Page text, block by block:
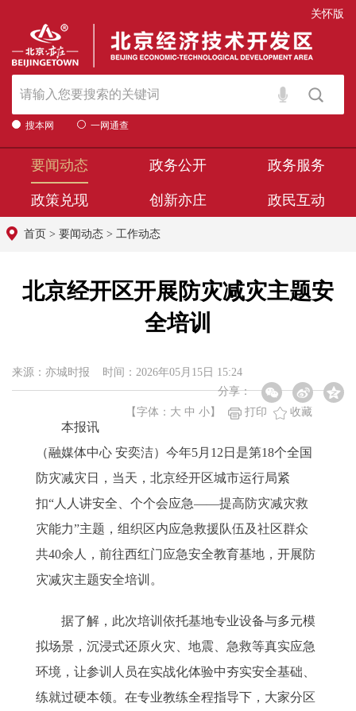
关怀版
搜本网 一网通查
要闻动态 政务公开 政务服务
政策兑现 创新亦庄 政民互动
首页 > 要闻动态 > 工作动态
北京经开区开展防灾减灾主题安
全培训
来源：亦城时报 时间：2026年05月15日 15:24
分享：
【字体： 大 中 小 】 打印 收藏
本报讯
（融媒体中心 安奕洁）今年5月12日是第18个全国
防灾减灾日，当天，北京经开区城市运行局紧
扣“人人讲安全、个个会应急——提高防灾减灾救
灾能力”主题，组织区内应急救援队伍及社区群众
共40余人，前往西红门应急安全教育基地，开展防
灾减灾主题安全培训。
据了解，此次培训依托基地专业设备与多元模
拟场景，沉浸式还原火灾、地震、急救等真实应急
环境，让参训人员在实战化体验中夯实安全基础、
练就过硬本领。在专业教练全程指导下，大家分区